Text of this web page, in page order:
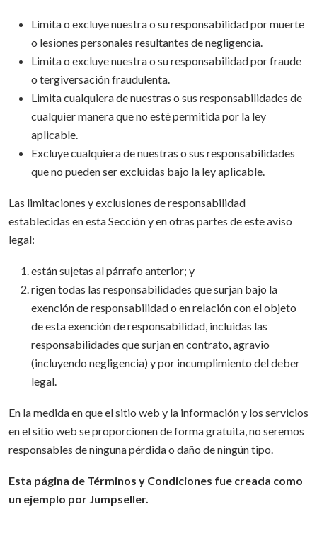
Limita o excluye nuestra o su responsabilidad por muerte
o lesiones personales resultantes de negligencia.
Limita o excluye nuestra o su responsabilidad por fraude
o tergiversación fraudulenta.
Limita cualquiera de nuestras o sus responsabilidades de
cualquier manera que no esté permitida por la ley
aplicable.
Excluye cualquiera de nuestras o sus responsabilidades
que no pueden ser excluidas bajo la ley aplicable.
Las limitaciones y exclusiones de responsabilidad
establecidas en esta Sección y en otras partes de este aviso
legal:
están sujetas al párrafo anterior; y
rigen todas las responsabilidades que surjan bajo la
exención de responsabilidad o en relación con el objeto
de esta exención de responsabilidad, incluidas las
responsabilidades que surjan en contrato, agravio
(incluyendo negligencia) y por incumplimiento del deber
legal.
En la medida en que el sitio web y la información y los servicios
en el sitio web se proporcionen de forma gratuita, no seremos
responsables de ninguna pérdida o daño de ningún tipo.
Esta página de Términos y Condiciones fue creada como
un ejemplo por Jumpseller.